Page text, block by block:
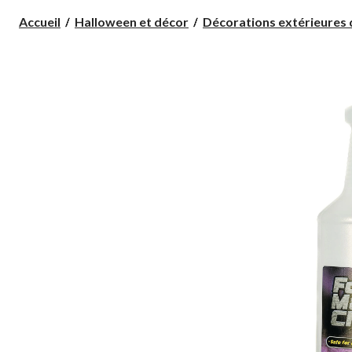
Accueil Halloween et décor Décorations extérieures